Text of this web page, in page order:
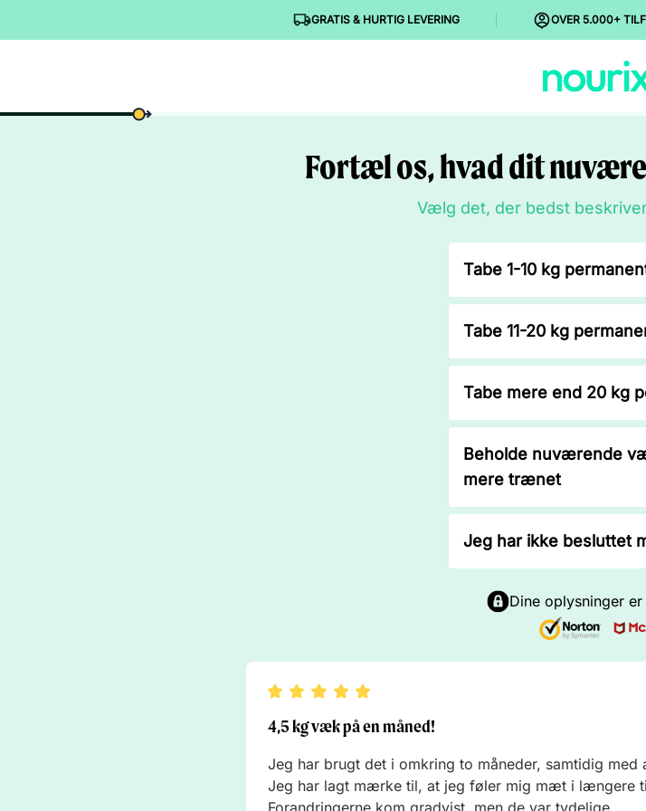
GRATIS & HURTIG LEVERING OVER 5.000+
Fortæl os, hvad dit
Vælg det, der bedst
Tabe 1-10 kg
Tabe 11-20 kg
Tabe mere end 20 kg
Beholde nuværende
mere trænet
Jeg har ikke besluttet
Dine oplysninger
4,5 kg væk på en måned!
Jeg har brugt det i omkring to måneder, samtidig med
Jeg har lagt mærke til, at jeg føler mig mæt i længere
Forandringerne kom gradvist, men de var tydelige.